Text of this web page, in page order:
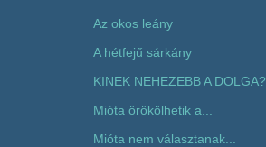
Az okos leány
A hétfejű sárkány
KINEK NEHEZEBB A DOLGA?
Mióta örökölhetik a...
Mióta nem választanak...